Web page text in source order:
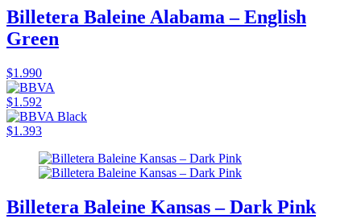
Billetera Baleine Alabama – English
Green
$1.990
$1.592
$1.393
Billetera Baleine Kansas – Dark Pink